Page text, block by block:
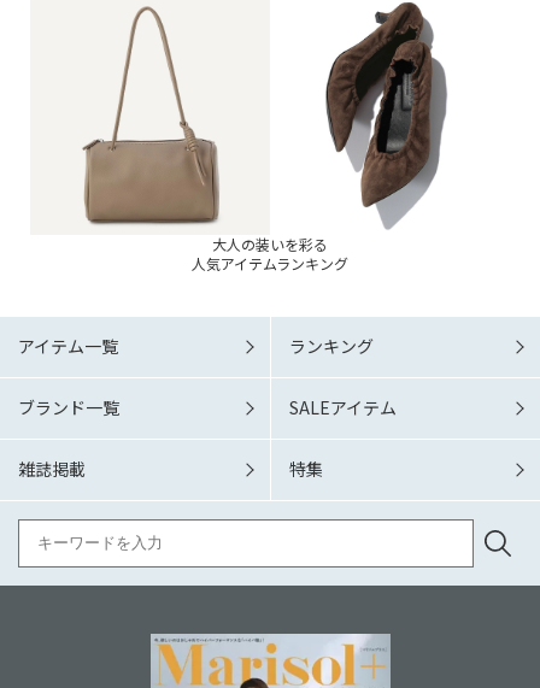
大人の装いを彩る
人気アイテムランキング
アイテム一覧 ランキング
ブランド一覧 SALEアイテム
雑誌掲載 特集